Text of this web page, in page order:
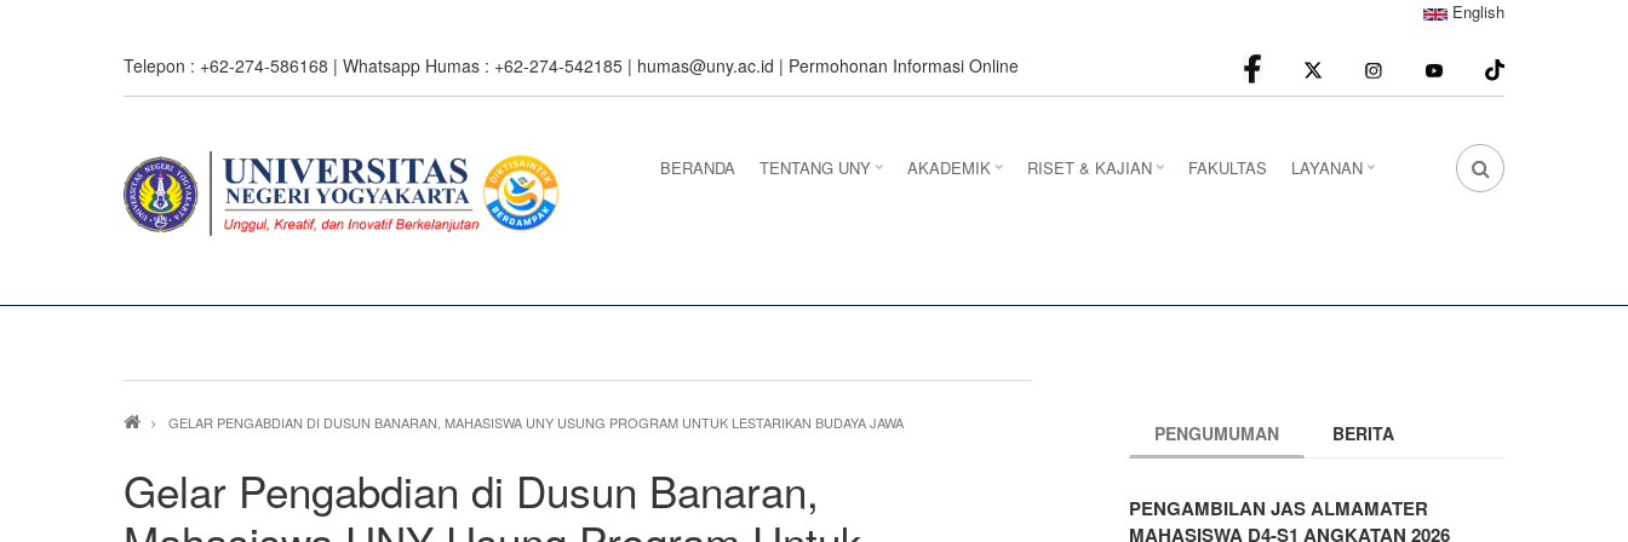
English
Telepon : +62-274-586168 | Whatsapp Humas : +62-274-542185 | humas@uny.ac.id | Permohonan Informasi Online facebook Instagram youtube
FA
BERANDA TENTANG UNY AKADEMIK RISET & KAJIAN FAKULTAS LAYANAN
Breadcrumb
GELAR PENGABDIAN DI DUSUN BANARAN, MAHASISWA UNY USUNG PROGRAM UNTUK LESTARIKAN BUDAYA JAWA
Gelar Pengabdian di Dusun Banaran,
0%
PENGUMUMAN BERITA
PENGAMBILAN JAS ALMAMATER
MAHASISWA D4-S1 ANGKATAN 2026